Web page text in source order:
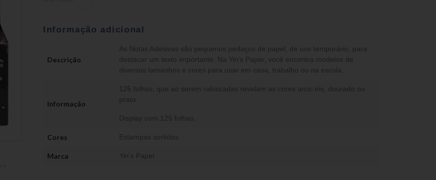
Informação adicional
Descrição
As Notas Adesivas são pequenos pedaços de papel, de uso temporário, para
destacar um texto importante. Na Yin’s Paper, você encontra modelos de
diversos tamanhos e cores para usar em casa, trabalho ou na escola.
Informação
125 folhas, que ao serem rabiscadas revelam as cores arco-íris, dourado ou
prata.
Display com 125 folhas.
Cores Estampas sortidas
Marca Yin's Paper